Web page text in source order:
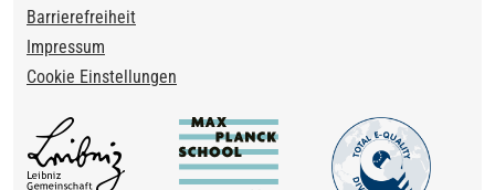
Barrierefreiheit
Impressum
Cookie Einstellungen